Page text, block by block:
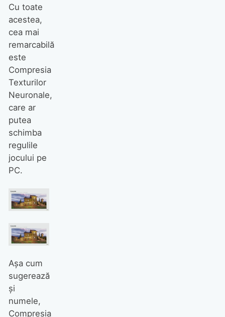
Cu toate
acestea,
cea mai
remarcabilă
este
Compresia
Texturilor
Neuronale,
care ar
putea
schimba
regulile
jocului pe
PC.
Așa cum
sugerează
și
numele,
Compresia